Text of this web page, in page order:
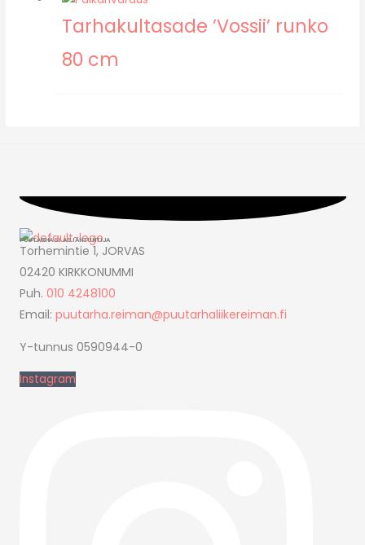
Tarhakultasade ’Vossii’ runko
80 cm
PUUTARHASI ASIANTUNTIJA
Torhemintie 1, JORVAS
02420 KIRKKONUMMI
Puh. 010 4248100
Email: puutarha.reiman@puutarhaliikereiman.fi
Y-tunnus 0590944-0
Instagram